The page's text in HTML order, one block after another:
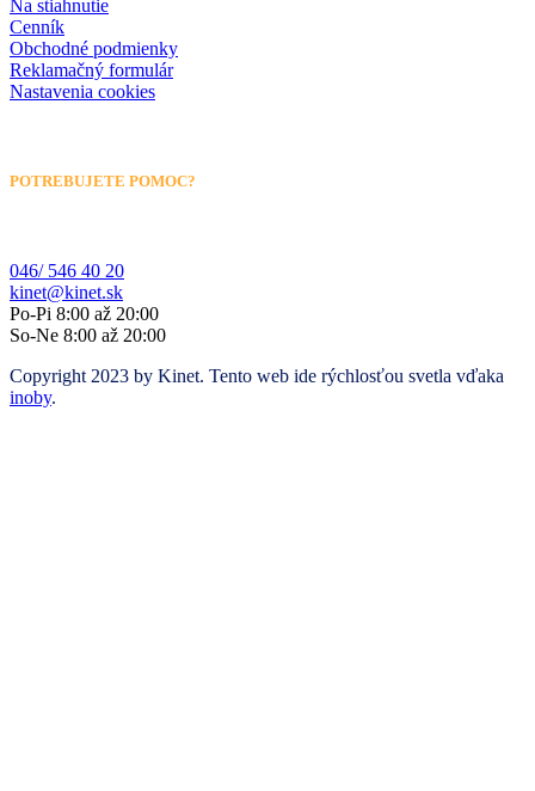
Na stiahnutie
Cenník
Obchodné podmienky
Reklamačný formulár
Nastavenia cookies
POTREBUJETE POMOC?
046/ 546 40 20
kinet@kinet.sk
Po-Pi 8:00 až 20:00
So-Ne 8:00 až 20:00
Copyright 2023 by Kinet. Tento web ide rýchlosťou svetla vďaka
inoby.